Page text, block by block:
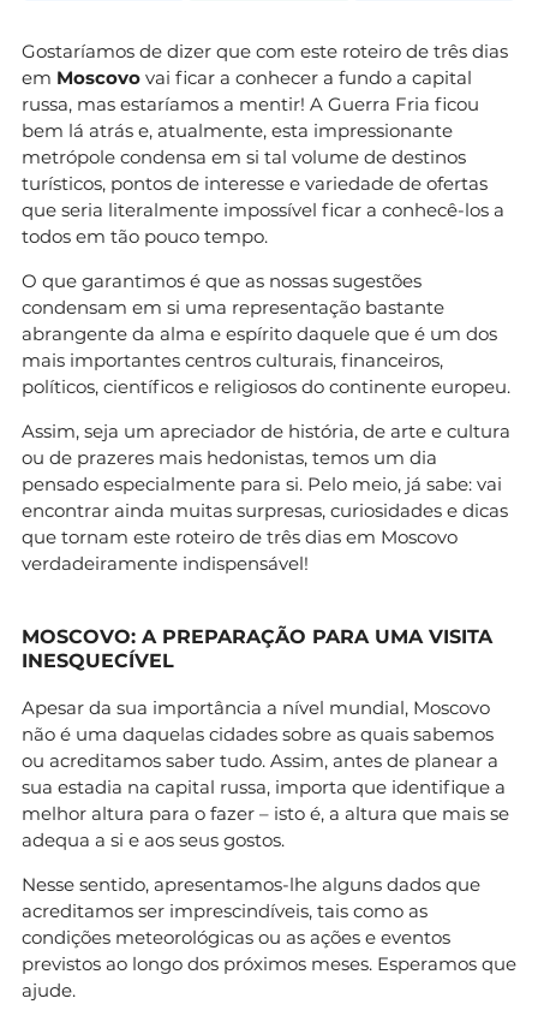
Gostaríamos de dizer que com este roteiro de três dias
em Moscovo vai ficar a conhecer a fundo a capital
russa, mas estaríamos a mentir! A Guerra Fria ficou
bem lá atrás e, atualmente, esta impressionante
metrópole condensa em si tal volume de destinos
turísticos, pontos de interesse e variedade de ofertas
que seria literalmente impossível ficar a conhecê-los a
todos em tão pouco tempo.
O que garantimos é que as nossas sugestões
condensam em si uma representação bastante
abrangente da alma e espírito daquele que é um dos
mais importantes centros culturais, financeiros,
políticos, científicos e religiosos do continente europeu.
Assim, seja um apreciador de história, de arte e cultura
ou de prazeres mais hedonistas, temos um dia
pensado especialmente para si. Pelo meio, já sabe: vai
encontrar ainda muitas surpresas, curiosidades e dicas
que tornam este roteiro de três dias em Moscovo
verdadeiramente indispensável!
MOSCOVO: A PREPARAÇÃO PARA UMA VISITA
INESQUECÍVEL
Apesar da sua importância a nível mundial, Moscovo
não é uma daquelas cidades sobre as quais sabemos
ou acreditamos saber tudo. Assim, antes de planear a
sua estadia na capital russa, importa que identifique a
melhor altura para o fazer – isto é, a altura que mais se
adequa a si e aos seus gostos.
Nesse sentido, apresentamos-lhe alguns dados que
acreditamos ser imprescindíveis, tais como as
condições meteorológicas ou as ações e eventos
previstos ao longo dos próximos meses. Esperamos que
ajude.